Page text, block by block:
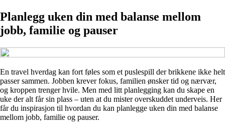
Planlegg uken din med balanse mellom
jobb, familie og pauser
En travel hverdag kan fort føles som et puslespill der brikkene ikke helt
passer sammen. Jobben krever fokus, familien ønsker tid og nærvær,
og kroppen trenger hvile. Men med litt planlegging kan du skape en
uke der alt får sin plass – uten at du mister overskuddet underveis. Her
får du inspirasjon til hvordan du kan planlegge uken din med balanse
mellom jobb, familie og pauser.